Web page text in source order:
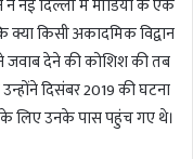
नई दिल्ली में मीडिया के एक
किसी अकादमिक विद्वान
जवाब देने की कोशिश की तब
दिसंबर 2019 की घटना
लिए उनके पास पहुंच गए थे।